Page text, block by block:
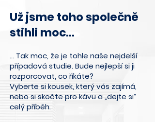
Už jsme toho společně
stihli moc…
… Tak moc, že je tohle naše nejdelší
případová studie. Bude nejlepší si ji
rozporcovat, co říkáte?
Vyberte si kousek, který vás zajímá,
nebo si skočte pro kávu a „dejte si“
celý příběh.